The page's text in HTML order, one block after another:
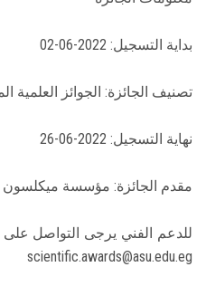
بداية التسجيل: 2022-06-02
تصنيف الجائزة: الجوائز العلمية
نهاية التسجيل: 2022-06-26
مقدم الجائزة: مؤسسة ميكلسون
للدعم الفني يرجى التواصل على
scientific.awards@asu.edu.eg